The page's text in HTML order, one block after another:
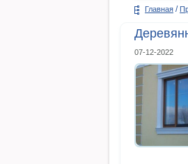
Главная /
07-12-2022